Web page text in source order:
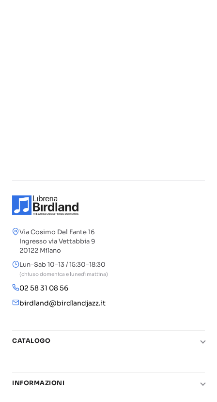
Via Cosimo Del Fante 16
Ingresso via Vettabbia 9
20122 Milano
Lun–Sab 10–13 / 15:30–18:30
(chiuso domenica e lunedì mattina)
02 58 31 08 56
birdland@birdlandjazz.it
CATALOGO
Chitarra
INFORMAZIONI